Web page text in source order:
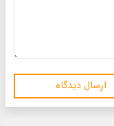
ارسال دیدگاه